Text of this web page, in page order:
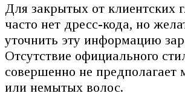
Для закрытых от клиентских
часто нет дресс-кода, но
уточнить эту информацию
Отсутствие официального
совершенно не
или немытых волос.